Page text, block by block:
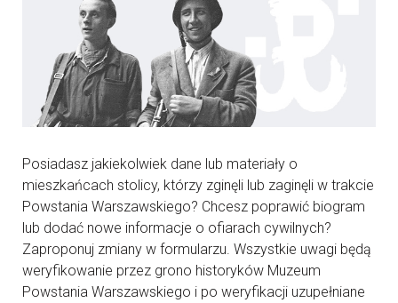
Posiadasz jakiekolwiek dane lub materiały o
mieszkańcach stolicy, którzy zginęli lub zaginęli w trakcie
Powstania Warszawskiego? Chcesz poprawić biogram
lub dodać nowe informacje o ofiarach cywilnych?
Zaproponuj zmiany w formularzu. Wszystkie uwagi będą
weryfikowanie przez grono historyków Muzeum
Powstania Warszawskiego i po weryfikacji uzupełniane